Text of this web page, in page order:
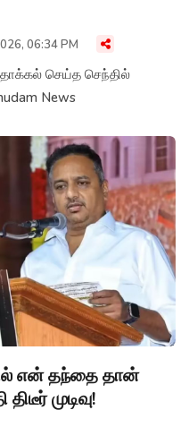
06:34 PM
செய்த செந்தில்
News
என் தந்தை தான்
முடிவு!